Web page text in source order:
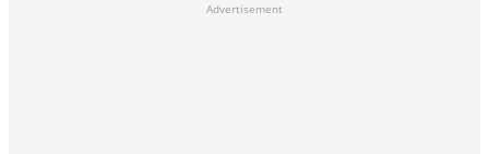
Advertisement